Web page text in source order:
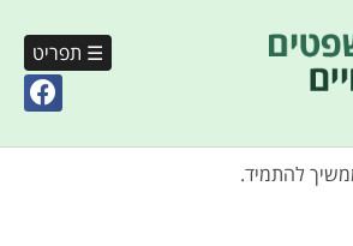
☰ תפריט
להתמיד.